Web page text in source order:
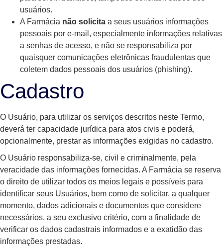
usuários.
A Farmácia não solicita a seus usuários informações
pessoais por e-mail, especialmente informações relativas
a senhas de acesso, e não se responsabiliza por
quaisquer comunicações eletrônicas fraudulentas que
coletem dados pessoais dos usuários (phishing).
Cadastro
O Usuário, para utilizar os serviços descritos neste Termo,
deverá ter capacidade jurídica para atos civis e poderá,
opcionalmente, prestar as informações exigidas no cadastro.
O Usuário responsabiliza-se, civil e criminalmente, pela
veracidade das informações fornecidas. A Farmácia se reserva
o direito de utilizar todos os meios legais e possíveis para
identificar seus Usuários, bem como de solicitar, a qualquer
momento, dados adicionais e documentos que considere
necessários, a seu exclusivo critério, com a finalidade de
verificar os dados cadastrais informados e a exatidão das
informações prestadas.